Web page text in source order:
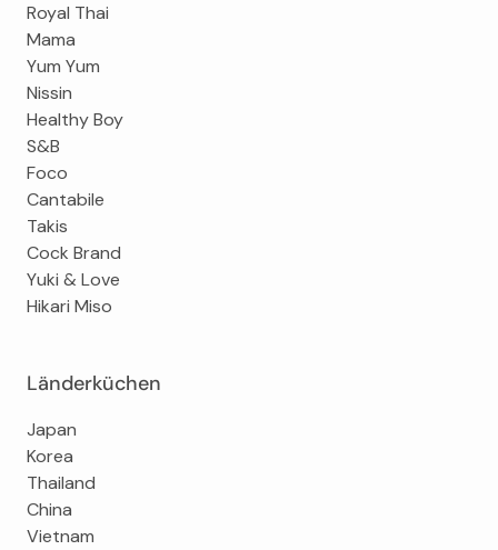
Royal Thai
Mama
Yum Yum
Nissin
Healthy Boy
S&B
Foco
Cantabile
Takis
Cock Brand
Yuki & Love
Hikari Miso
Länderküchen
Japan
Korea
Thailand
China
Vietnam